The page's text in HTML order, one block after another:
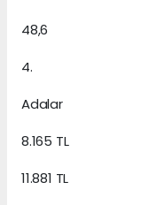
48,6
4.
Adalar
8.165 TL
11.881 TL